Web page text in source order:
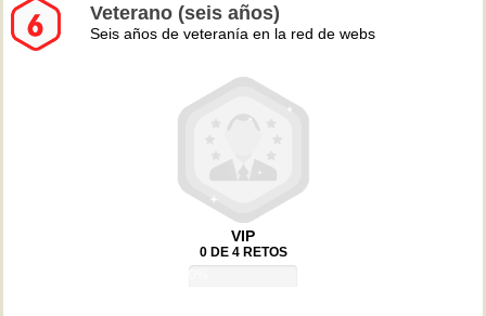
Veterano (seis años)
Seis años de veteranía en la red de webs
VIP
0 DE 4 RETOS